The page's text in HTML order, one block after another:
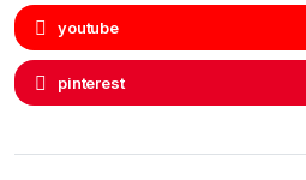
youtube
pinterest